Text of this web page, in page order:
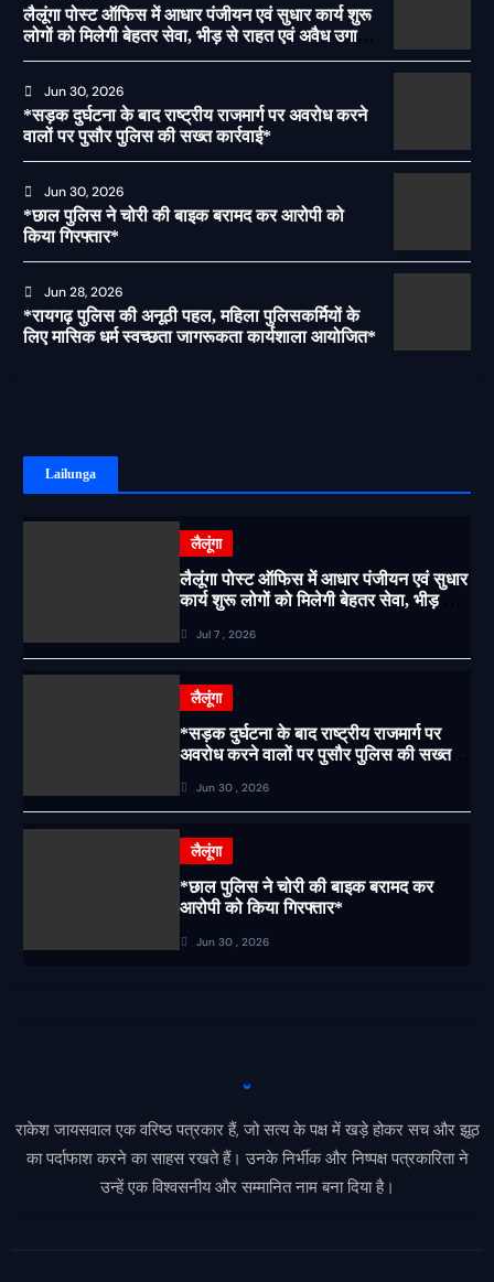
लैलूंगा पोस्ट ऑफिस में आधार पंजीयन एवं सुधार कार्य शुरू
लोगों को मिलेगी बेहतर सेवा, भीड़ से राहत एवं अवैध उगाही
पर लगेगी रोक
Jun 30, 2026
*सड़क दुर्घटना के बाद राष्ट्रीय राजमार्ग पर अवरोध करने
वालों पर पुसौर पुलिस की सख्त कार्रवाई*
Jun 30, 2026
*छाल पुलिस ने चोरी की बाइक बरामद कर आरोपी को
किया गिरफ्तार*
Jun 28, 2026
*रायगढ़ पुलिस की अनूठी पहल, महिला पुलिसकर्मियों के
लिए मासिक धर्म स्वच्छता जागरूकता कार्यशाला आयोजित*
Lailunga
लैलूंगा
लैलूंगा पोस्ट ऑफिस में आधार पंजीयन एवं सुधार
कार्य शुरू लोगों को मिलेगी बेहतर सेवा, भीड़ से
Jul 7 , 2026
लैलूंगा
*सड़क दुर्घटना के बाद राष्ट्रीय राजमार्ग पर
अवरोध करने वालों पर पुसौर पुलिस की सख्त
Jun 30 , 2026
लैलूंगा
*छाल पुलिस ने चोरी की बाइक बरामद कर
आरोपी को किया गिरफ्तार*
Jun 30 , 2026
राकेश जायसवाल एक वरिष्ठ पत्रकार हैं, जो सत्य के पक्ष में खड़े होकर सच और झूठ
का पर्दाफाश करने का साहस रखते हैं। उनके निर्भीक और निष्पक्ष पत्रकारिता ने
उन्हें एक विश्वसनीय और सम्मानित नाम बना दिया है।